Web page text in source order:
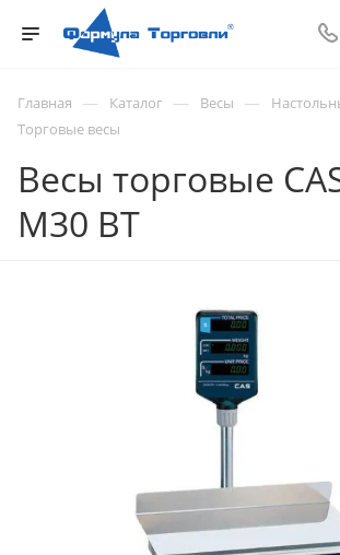
Главная — Каталог — Весы —
Торговые весы
Весы торговые
M30 ВТ